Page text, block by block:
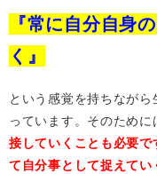
『常に自分自身
く』
という感覚を持ちなが
っています。そのために
接していくことも必要
て自分事として捉えてい